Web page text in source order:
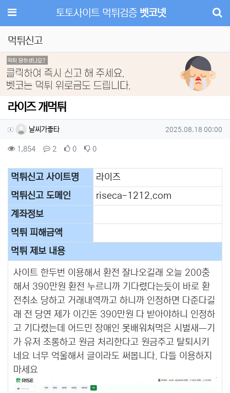
메뉴 토토사이트 먹튀검증 벳코넷
먹튀신고
Previous Next
라이즈 개먹튀
작성자 정보
날씨가좋타작성 작성일
2025.08.18 00:00
컨텐츠 정보
1,854조회 2 댓글 0추천 0비추천
본문먹튀신고 사이트명
라이즈
먹튀신고 도메인
​riseca-1212.com
계좌정보
먹튀 피해금액
먹튀 제보 내용
사이트 한두번 이용해서 환전 잘나오길래 오늘 200충
해서 390만원 환전 누르니까 기다렸다는듯이 바로 환
전취소 당하고 거래내역까고 하니까 인정하면 다준다길
래 전 당연 제가 이긴돈 390만원 다 받아야하니 인정하
고 기다렸는데 어드민 장애인 못배워쳐먹은 시벌새ㅡ기
가​ 유저 조롱하고 원금 처리한다고 원금주고 탈퇴시키
네요 너무 억울해서 글이라도 써봅니다. 다들 이용하지
마세요